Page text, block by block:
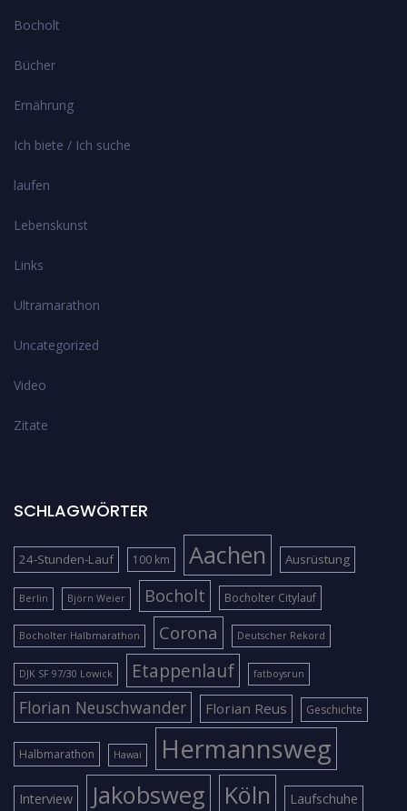
Bocholt
Bücher
Ernährung
Ich biete / Ich suche
laufen
Lebenskunst
Links
Ultramarathon
Uncategorized
Video
Zitate
SCHLAGWÖRTER
24-Stunden-Lauf 100 km Aachen Ausrüstung
Berlin Björn Weier Bocholt Bocholter Citylauf
Bocholter Halbmarathon Corona Deutscher Rekord
DJK SF 97/30 Lowick Etappenlauf fatboysrun
Florian Neuschwander Florian Reus Geschichte
Halbmarathon Hawai Hermannsweg
Interview Jakobsweg Köln Laufschuhe